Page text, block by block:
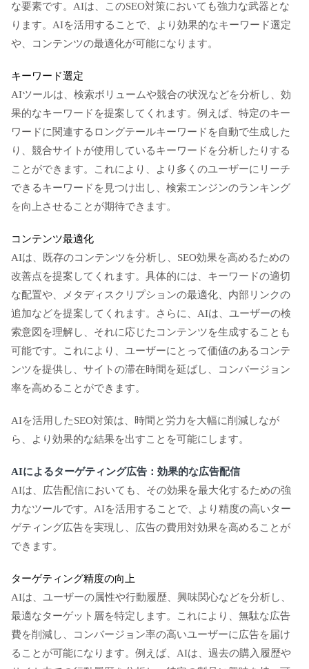
な要素です。AIは、このSEO対策においても強力な武器とな
ります。AIを活用することで、より効果的なキーワード選定
や、コンテンツの最適化が可能になります。
キーワード選定
AIツールは、検索ボリュームや競合の状況などを分析し、効
果的なキーワードを提案してくれます。例えば、特定のキー
ワードに関連するロングテールキーワードを自動で生成した
り、競合サイトが使用しているキーワードを分析したりする
ことができます。これにより、より多くのユーザーにリーチ
できるキーワードを見つけ出し、検索エンジンのランキング
を向上させることが期待できます。
コンテンツ最適化
AIは、既存のコンテンツを分析し、SEO効果を高めるための
改善点を提案してくれます。具体的には、キーワードの適切
な配置や、メタディスクリプションの最適化、内部リンクの
追加などを提案してくれます。さらに、AIは、ユーザーの検
索意図を理解し、それに応じたコンテンツを生成することも
可能です。これにより、ユーザーにとって価値のあるコンテ
ンツを提供し、サイトの滞在時間を延ばし、コンバージョン
率を高めることができます。
AIを活用したSEO対策は、時間と労力を大幅に削減しなが
ら、より効果的な結果を出すことを可能にします。
AIによるターゲティング広告：効果的な広告配信
AIは、広告配信においても、その効果を最大化するための強
力なツールです。AIを活用することで、より精度の高いター
ゲティング広告を実現し、広告の費用対効果を高めることが
できます。
ターゲティング精度の向上
AIは、ユーザーの属性や行動履歴、興味関心などを分析し、
最適なターゲット層を特定します。これにより、無駄な広告
費を削減し、コンバージョン率の高いユーザーに広告を届け
ることが可能になります。例えば、AIは、過去の購入履歴や